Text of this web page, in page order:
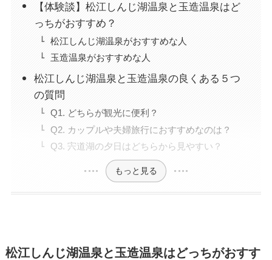
【体験談】松江しんじ湖温泉と玉造温泉はど
っちがおすすめ？
松江しんじ湖温泉がおすすめな人
玉造温泉がおすすめな人
松江しんじ湖温泉と玉造温泉の良くある５つ
の質問
Q1. どちらが観光に便利？
Q2. カップルや夫婦旅行におすすめなのは？
Q3. 宍道湖の夕日はどちらから見やすい？
もっと見る
松江しんじ湖温泉と玉造温泉はどっちがおすす